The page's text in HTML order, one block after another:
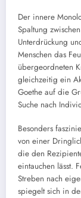
Der innere
Spaltung
Unterdrückung
Menschen das
übergeordneten
gleichzeitig ein
Goethe auf die
Suche nach
Besonders
von einer
die den
eintauchen lässt.
Streben nach
spiegelt sich in